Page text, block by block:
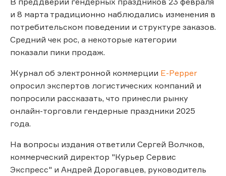
и 8 марта традиционно наблюдались изменения в
потребительском поведении и структуре заказов.
Средний чек рос, а некоторые категории
показали пики продаж.
Журнал об электронной коммерции E-Pepper
опросил экспертов логистических компаний и
попросили рассказать, что принесли рынку
онлайн-торговли гендерные праздники 2025
года.
На вопросы издания ответили Сергей Волчков,
коммерческий директор "Курьер Сервис
Экспресс" и Андрей Дорогавцев, руководитель